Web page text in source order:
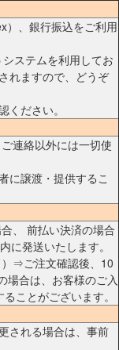
）、銀行振込をご利用
ステムを利用してお
れますので、どうぞ
ください。
連絡以外には一切使
に譲渡・提供するこ
、 前払い決済の場合
に発送いたします。
⇒ご注文確認後、10
場合は、お客様のご入
ことがございます。
される場合は、事前